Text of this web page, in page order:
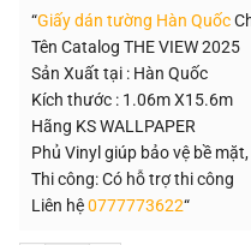
1.500.000₫.
“Giấy dán tường Hàn Quốc
Tên Catalog THE VIEW 2025
Sản Xuất tại : Hàn Quốc
Kích thước : 1.06m X15.6m
Hãng KS WALLPAPER
Phủ Vinyl giúp bảo vệ bề
Thi công: Có hỗ trợ thi công
Liên hệ0777773622“